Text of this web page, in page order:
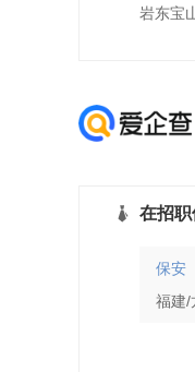
岩东宝
在招职
保安
福建/